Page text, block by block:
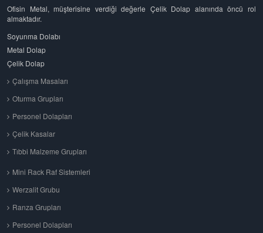
Ofisin Metal, müşterisine verdiği değerle Çelik Dolap alanında öncü rol
almaktadır.
Soyunma Dolabı
Metal Dolap
Çelik Dolap
Çalışma Masaları
Oturma Grupları
Personel Dolapları
Çelik Kasalar
Tıbbi Malzeme Grupları
Mini Rack Raf Sistemleri
Werzalit Grubu
Ranza Grupları
Personel Dolapları